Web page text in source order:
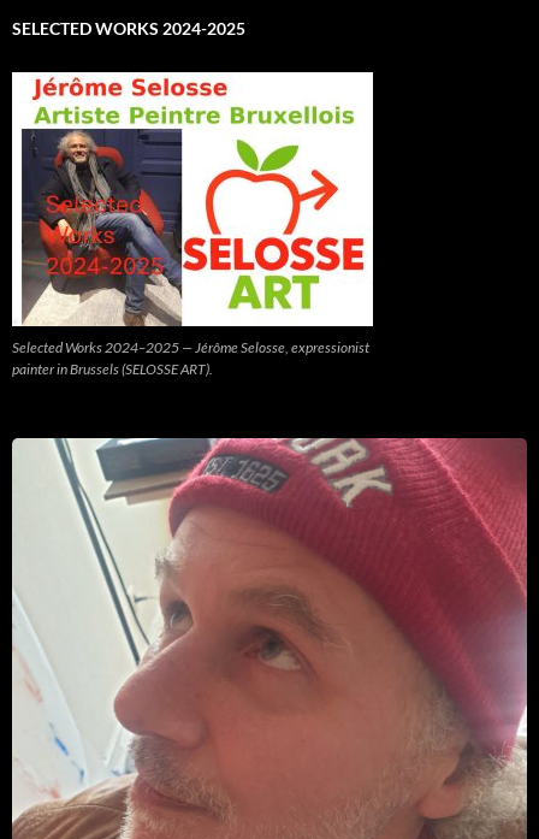
SELECTED WORKS 2024-2025
Selected Works 2024–2025 — Jérôme Selosse, expressionist
painter in Brussels (SELOSSE ART).